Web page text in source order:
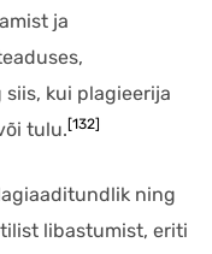
ja
kui plagieerija
tulu. [132]
ning
libastumist, eriti